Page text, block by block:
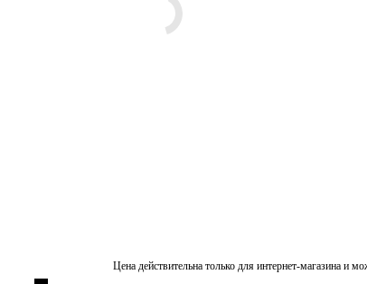
Цена действительна только для интернет-магазина и